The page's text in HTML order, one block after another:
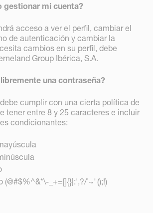
gestionar mi cuenta?
acceso a ver el perfil, cambiar el
de autenticación y cambiar la
cambios en su perfil, debe
Group Ibérica, S.A.
una contraseña?
cumplir con una cierta política de
tener entre 8 y 25 caracteres e incluir
condicionantes:
(@#$%^&*\-_+=[]{}|:',?/`~"();!)